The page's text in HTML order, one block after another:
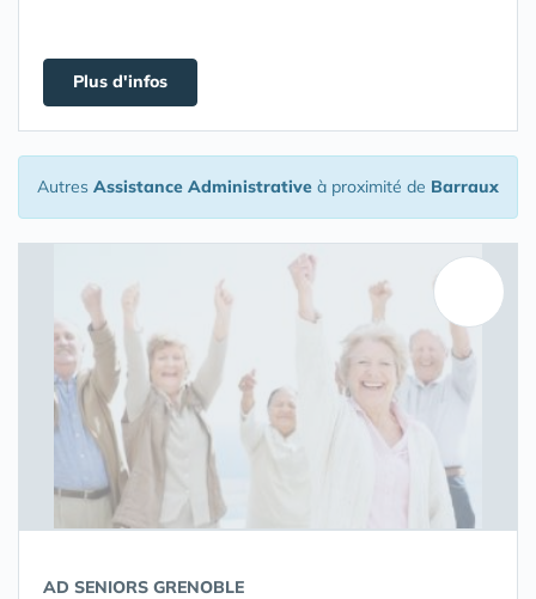
Plus d'infos
Autres Assistance Administrative à proximité de Barraux
AD SENIORS GRENOBLE